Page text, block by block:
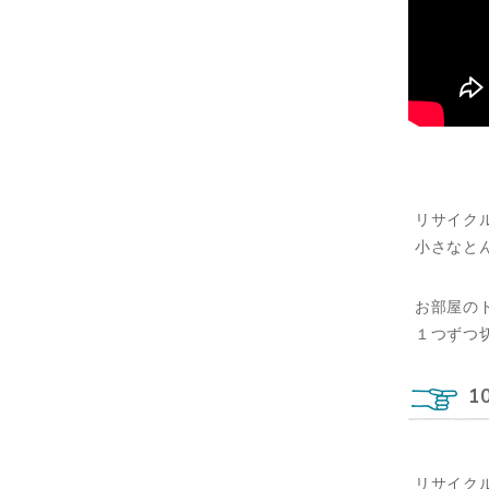
リサイク
小さなと
お部屋の
１つずつ
リサイク